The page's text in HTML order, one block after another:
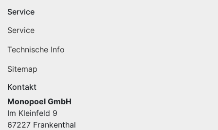
Service
Service
Technische Info
Sitemap
Kontakt
Monopoel GmbH
Im Kleinfeld 9
67227 Frankenthal